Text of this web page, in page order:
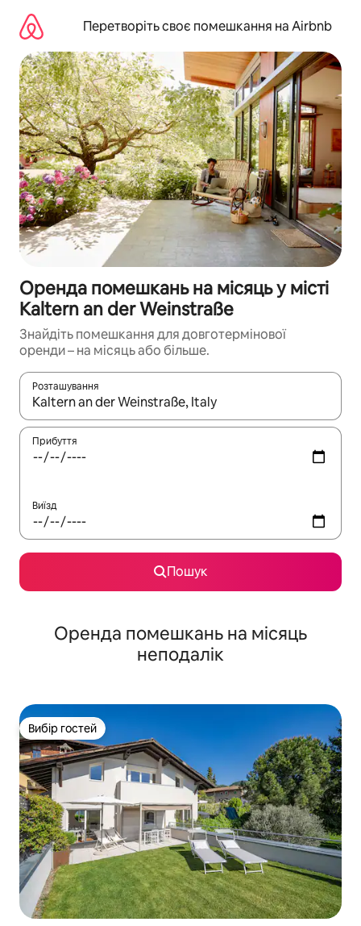
вмісту
Перетворіть своє помешкання на Airbnb
Оренда помешкань на місяць у місті
Kaltern an der Weinstraße
Знайдіть помешкання для довготермінової
оренди – на місяць або більше.
Розташування
Отримавши результати пошуку, використовуйте для
Прибуття
Виїзд
Пошук
Оренда помешкань на місяць
неподалік
Вибір гостей
Вибір гостей